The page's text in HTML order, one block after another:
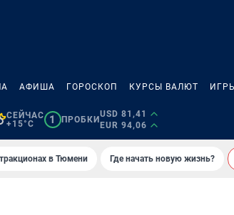
АФИША ГОРОСКОП КУРСЫ ВАЛЮТ ИГРЫ
СЕЙЧАС
+15°C
1 ПРОБКИ
USD 81,41
EUR 94,06
в Тюмени Где начать новую жизнь?